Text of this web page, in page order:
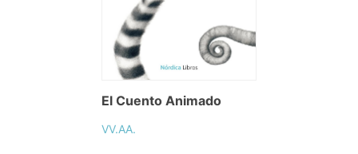
El Cuento Animado
VV.AA.